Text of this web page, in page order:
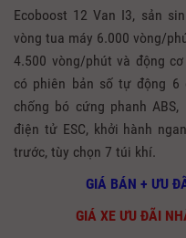
Ecoboost 12 Van I3, sản
vòng tua máy 6.000 vòng/
4.500 vòng/phút và động cơ
có phiên bản số tự động 6
chống bó cứng phanh
điện tử ESC, khởi hành
trước, tùy chọn 7 túi khí.
GIÁ BÁN + ƯU
GIÁ XE ƯU ĐÃI